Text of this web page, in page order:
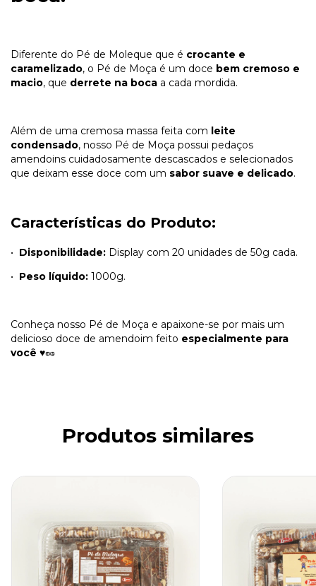
Diferente do Pé de Moleque que é crocante e
caramelizado, o Pé de Moça é um doce bem cremoso e
macio, que derrete na boca a cada mordida.
Além de uma cremosa massa feita com leite
condensado, nosso Pé de Moça possui pedaços
amendoins cuidadosamente descascados e selecionados
que deixam esse doce com um sabor suave e delicado.
Características do Produto:
•⁠ ⁠ Disponibilidade: Display com 20 unidades de 50g cada.
•⁠ ⁠ Peso líquido: 1000g.
Conheça nosso Pé de Moça e apaixone-se por mais um
delicioso doce de amendoim feito especialmente para
você ♥️🥜
Produtos similares